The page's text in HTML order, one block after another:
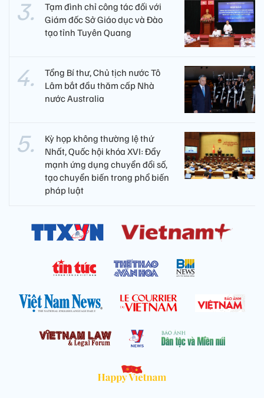
Tạm đình chỉ công tác đối với
Giám đốc Sở Giáo dục và Đào
tạo tỉnh Tuyên Quang
Tổng Bí thư, Chủ tịch nước Tô
Lâm bắt đầu thăm cấp Nhà
nước Australia
Kỳ họp không thường lệ thứ
Nhất, Quốc hội khóa XVI: Đẩy
mạnh ứng dụng chuyển đổi số,
tạo chuyển biến trong phổ biến
pháp luật